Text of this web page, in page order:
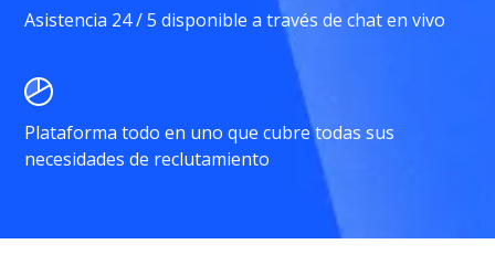
Asistencia 24 / 5 disponible a través de chat en vivo
Plataforma todo en uno que cubre todas sus
necesidades de reclutamiento